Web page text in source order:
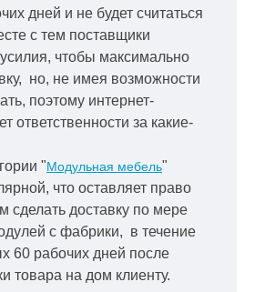
дней и не будет считаться
с тем поставщики
чтобы максимально
но, не имея возможности
поэтому интернет-
ответственности за какие-
"Модульная мебель"
что оставляет право
сделать доставку по мере
с фабрики, в течение
60 рабочих дней после
товара на дом клиенту.